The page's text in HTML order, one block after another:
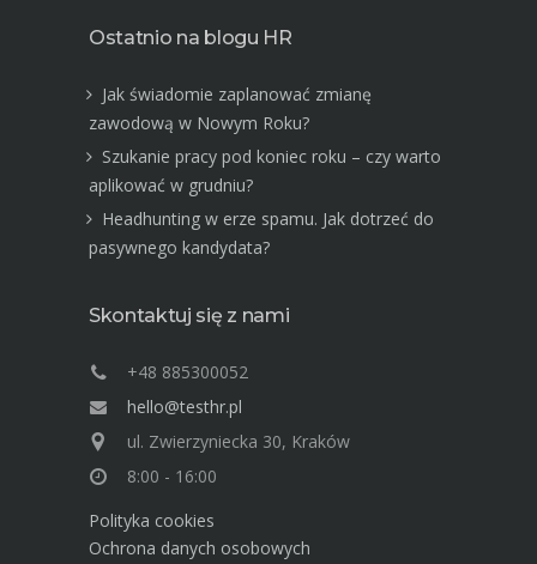
Ostatnio na blogu HR
Jak świadomie zaplanować zmianę
zawodową w Nowym Roku?
Szukanie pracy pod koniec roku – czy warto
aplikować w grudniu?
Headhunting w erze spamu. Jak dotrzeć do
pasywnego kandydata?
Skontaktuj się z nami
+48 885300052
hello@testhr.pl
ul. Zwierzyniecka 30, Kraków
8:00 - 16:00
Polityka cookies
Ochrona danych osobowych